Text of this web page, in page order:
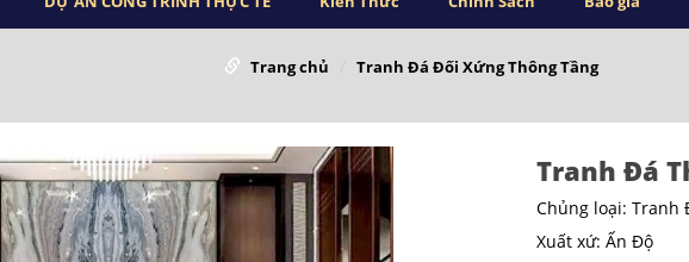
Trang chủ Tranh Đá Đối Xứng Thông Tầng
Tranh Đá
Chủng loại: Tranh
Xuất xứ: Ấn Độ